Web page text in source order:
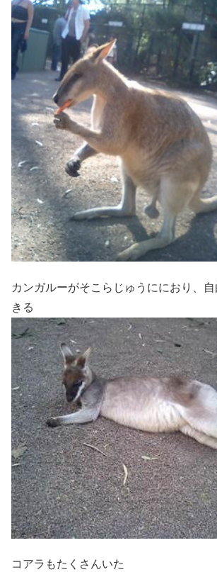
カンガルーがそこらじゅうににおり、
きる
コアラもたくさんいた